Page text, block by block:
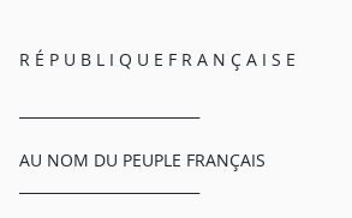
R É P U B L I Q U E F R A N Ç A I S E
AU NOM DU PEUPLE FRANÇAIS